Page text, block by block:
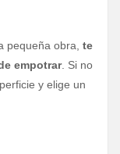
pequeña obra, te
empotrar. Si no
y elige un